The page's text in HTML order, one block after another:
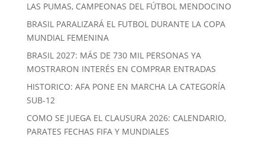
LAS PUMAS, CAMPEONAS DEL FÚTBOL MENDOCINO
BRASIL PARALIZARÁ EL FUTBOL DURANTE LA COPA
MUNDIAL FEMENINA
BRASIL 2027: MÁS DE 730 MIL PERSONAS YA
MOSTRARON INTERÉS EN COMPRAR ENTRADAS
HISTORICO: AFA PONE EN MARCHA LA CATEGORÍA
SUB-12
COMO SE JUEGA EL CLAUSURA 2026: CALENDARIO,
PARATES FECHAS FIFA Y MUNDIALES